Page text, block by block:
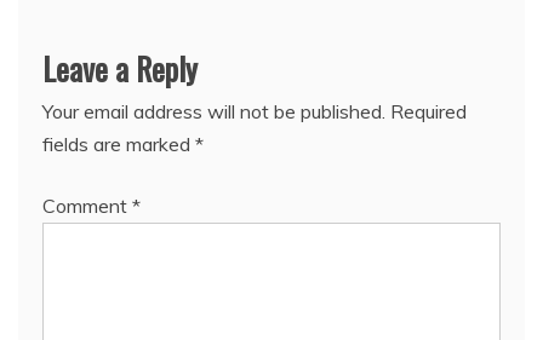
Leave a Reply
Your email address will not be published. Required
fields are marked *
Comment *